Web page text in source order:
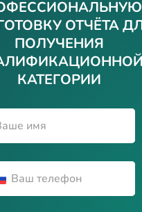
ОТЧЁТА
ПОЛУЧЕНИЯ
КАТЕГОРИИ